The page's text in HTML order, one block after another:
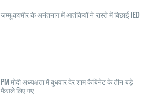
जम्मू-कश्मीर के अनंतनाग में आतंकियों ने रास्ते में बिछाई IED
PM मोदी अध्यक्षता में बुधवार देर शाम कैबिनेट के तीन बड़े
फैसले लिए गए